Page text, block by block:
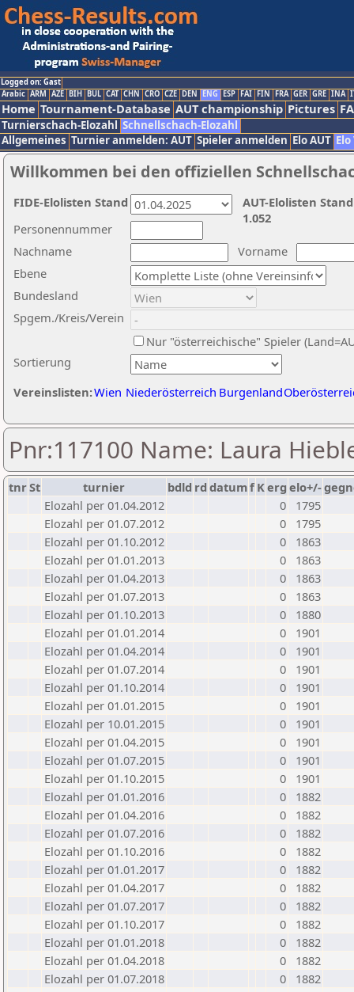
Logged on: Gast
Arabic ARM AZE BIH BUL CAT CHN CRO CZE DEN ENG ESP FAI FIN FRA GER GRE INA
Home Tournament-Database AUT championship Pictures
Turnierschach-Elozahl Schnellschach-Elozahl
Allgemeines Turnier anmelden: AUT Spieler anmelden Elo AUT
Willkommen bei den offiziellen
Nachname
Vorname
Ebene
Sortierung
Personennummer
Bundesland
Spgem./Kreis/Verein
Nur "österreichische" Spieler
Vereinslisten:Wien Niederösterreich Burgenland
AUT-Elolisten
1.052
FIDE-Elolisten Stand
Pnr:117100 Name: Laura
tnrSt turnier bdld rd datumf Kerg elo+/-
Elozahl per 01.04.2012
0
1795
Elozahl per 01.07.2012
0
1795
Elozahl per 01.10.2012
0
1863
Elozahl per 01.01.2013
0
1863
Elozahl per 01.04.2013
0
1863
Elozahl per 01.07.2013
0
1863
Elozahl per 01.10.2013
0
1880
Elozahl per 01.01.2014
0
1901
Elozahl per 01.04.2014
0
1901
Elozahl per 01.07.2014
0
1901
Elozahl per 01.10.2014
0
1901
Elozahl per 01.01.2015
0
1901
Elozahl per 10.01.2015
0
1901
Elozahl per 01.04.2015
0
1901
Elozahl per 01.07.2015
0
1901
Elozahl per 01.10.2015
0
1901
Elozahl per 01.01.2016
0
1882
Elozahl per 01.04.2016
0
1882
Elozahl per 01.07.2016
0
1882
Elozahl per 01.10.2016
0
1882
Elozahl per 01.01.2017
0
1882
Elozahl per 01.04.2017
0
1882
Elozahl per 01.07.2017
0
1882
Elozahl per 01.10.2017
0
1882
Elozahl per 01.01.2018
0
1882
Elozahl per 01.04.2018
0
1882
Elozahl per 01.07.2018
0
1882